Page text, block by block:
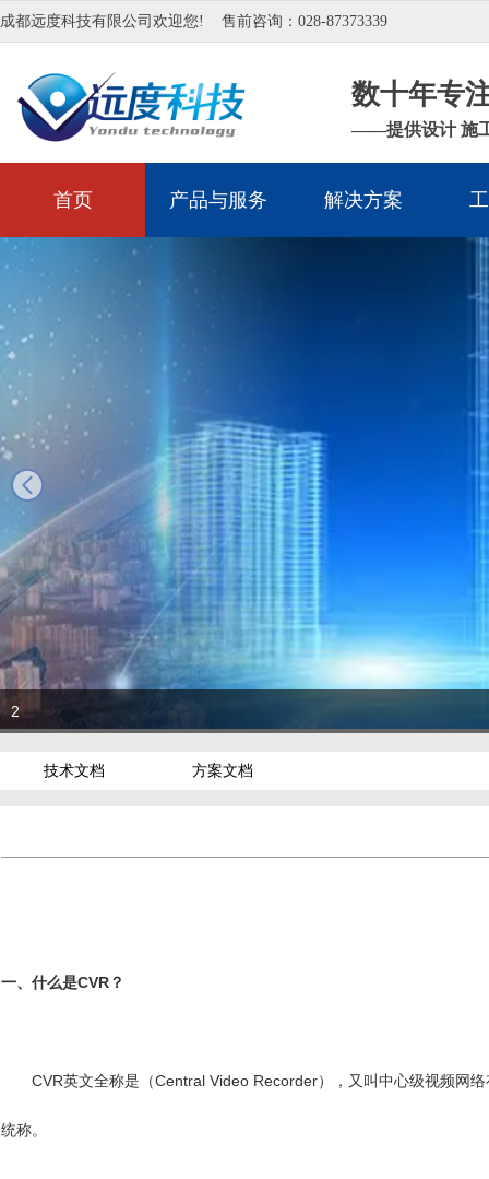
成都远度科技有限公司欢迎您! 售前咨询：028-87373339
数十年专
——提供设计 施
首页 产品与服务 解决方案
2
技术文档 方案文档
一、什么是CVR？
CVR英文全称是（Central Video Recorder），又叫中心级视频网络
统称。